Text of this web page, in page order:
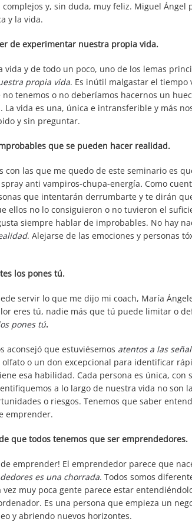
y, sin duda, muy feliz. Miguel Ángel
y la vida.
de experimentar nuestra propia vida.
vida y de todo un poco, uno de los lemas
propia vida. Es inútil malgastar el
tenemos o no deberíamos hacernos un
La vida es una, única e intransferible y más
y sin preguntar.
que se pueden hacer realidad.
con las que me quedo de este seminario es
anti vampiros-chupa-energía. Como
que intentarán derrumbarte y te dirán
ellos no lo consiguieron o no tuvieron el
siempre hablar de improbables. No hay
. Alejarse de las emociones y personas
los pones tú.
servir lo que me dijo mi coach, María
eres tú, nadie más que tú puede limitar o
pones tú.
aconsejó que estuviésemos atentos a las
o un don excepcional para identificar
esa habilidad. Cada persona es única, con
a lo largo de nuestra vida no son
o riesgos. Tenemos que saber
emprender.
que todos tenemos que ser emprendedores.
emprender! El emprendedor parece que
es una chorrada. Todos somos
vez muy poca gente parece estar
Es una persona que empieza un
y abriendo nuevos horizontes.